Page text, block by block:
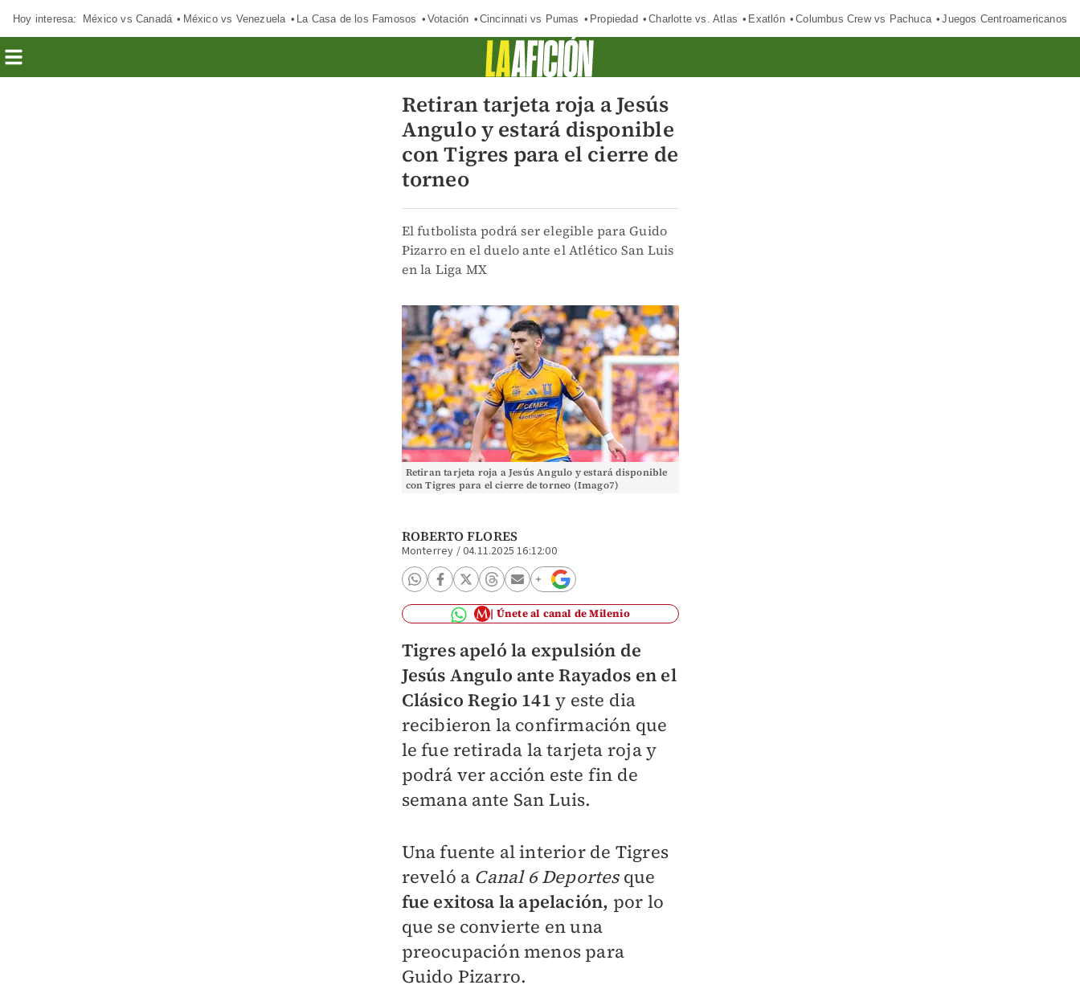
Hoy interesa: México vs Canadá México vs Venezuela La Casa de los Famosos Votación Cincinnati vs Pumas Propiedad Charlotte vs. Atlas Exatlón Columbus Crew vs Pachuca Juegos Centroamericanos
Retiran tarjeta roja a Jesús
Angulo y estará disponible
con Tigres para el cierre de
torneo
El futbolista podrá ser elegible para Guido
Pizarro en el duelo ante el Atlético San Luis
en la Liga MX
Retiran tarjeta roja a Jesús Angulo y estará disponible
con Tigres para el cierre de torneo (Imago7)
ROBERTO FLORES
Monterrey /04.11.2025 16:12:00
Únete al canal de Milenio
Tigres apeló la expulsión de
Jesús Angulo ante Rayados en el
Clásico Regio 141 y este dia
recibieron la confirmación que
le fue retirada la tarjeta roja y
podrá ver acción este fin de
semana ante San Luis.
Una fuente al interior de Tigres
reveló a Canal 6 Deportesque
fue exitosa la apelación, por lo
que se convierte en una
preocupación menos para
Guido Pizarro.